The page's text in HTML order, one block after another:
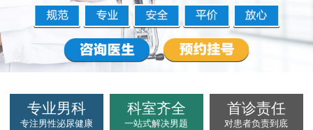
专业男科
专注男性泌尿健康
科室齐全
一站式解决男题
首诊责任
对患者负责到底